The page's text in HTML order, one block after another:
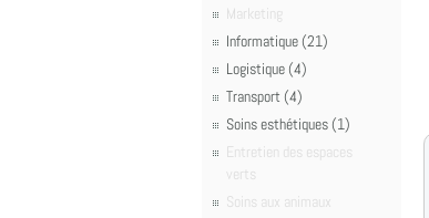
Marketing
Informatique (21)
Logistique (4)
Transport (4)
Soins esthétiques (1)
Entretien des espaces
verts
Soins aux animaux